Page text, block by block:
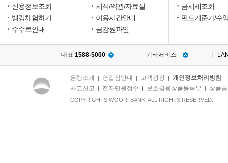
신용정보조회
서식/약관/자료실
뱅킹체험하기
이용시간안내
수수료안내
금감원파인
금시세조회
펀드기준가/수
대표 1588-5000 기타서비스
은행소개 영업점안내 고객광장| 개인정보처리방침
사고신고 전자민원접수 보호금융상품등록부 상품
COPYRIGHTS WOORI BANK. ALL RIGHTS RESERVED.